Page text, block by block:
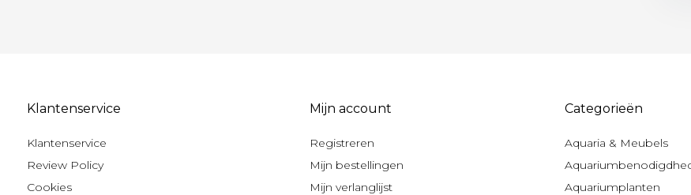
Klantenservice
Klantenservice
Review Policy
Cookies
Mijn account
Registreren
Mijn bestellingen
Mijn verlanglijst
Categorieën
Aquaria & Meubels
Aquariumplanten